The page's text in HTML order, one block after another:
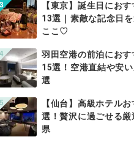
【東京】誕生日にお
13選｜素敵な記念日
ここ♡
羽田空港の前泊にお
15選！空港直結や安
選
【仙台】高級ホテル
選！贅沢に過ごせる厳
県